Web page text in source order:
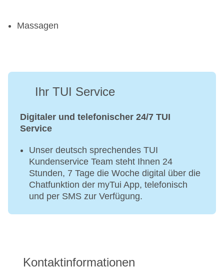
Massagen
Ihr TUI Service
Digitaler und telefonischer 24/7 TUI
Service
Unser deutsch sprechendes TUI
Kundenservice Team steht Ihnen 24
Stunden, 7 Tage die Woche digital über die
Chatfunktion der myTui App, telefonisch
und per SMS zur Verfügung.
Kontaktinformationen